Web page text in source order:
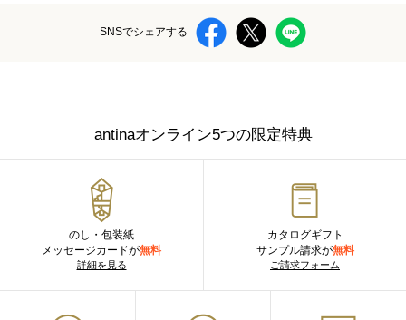
SNSでシェアする
antinaオンライン5つの限定特典
のし・包装紙
メッセージカードが無料
詳細を見る
カタログギフト
サンプル請求が無料
ご請求フォーム